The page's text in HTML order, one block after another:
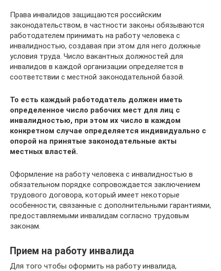
Права инвалидов защищаются российским
законодательством, в частности законы обязываются
работодателем принимать на работу человека с
инвалидностью, создавая при этом для него должные
условия труда. Число вакантных должностей для
инвалидов в каждой организации определяется в
соответствии с местной законодательной базой.
То есть каждый работодатель должен иметь
определенное число рабочих мест для лиц с
инвалидностью, при этом их число в каждом
конкретном случае определяется индивидуально с
опорой на принятые законодательные акты
местных властей.
Оформление на работу человека с инвалидностью в
обязательном порядке сопровождается заключением
трудового договора, который имеет некоторые
особенности, связанные с дополнительными гарантиями,
предоставляемыми инвалидам согласно трудовым
законам.
Прием на работу инвалида
Для того чтобы оформить на работу инвалида,